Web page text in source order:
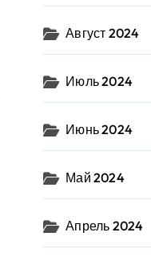
Август 2024
Июль 2024
Июнь 2024
Май 2024
Апрель 2024